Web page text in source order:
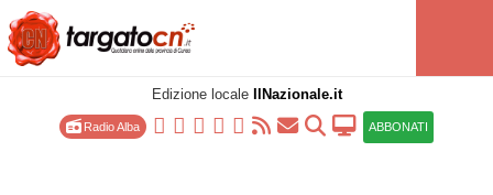
Edizione locale IlNazionale.it
Radio Alba ABBONATI